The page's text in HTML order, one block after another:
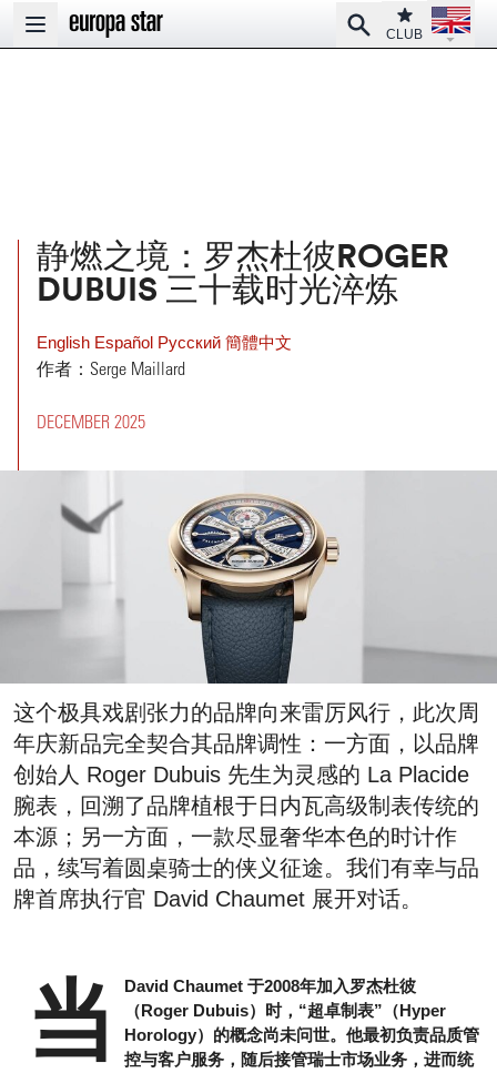
Open main menu
SearchClub
CLUB
Open
静燃之境：罗杰杜彼ROGER
DUBUIS 三十载时光淬炼
English Español Pусский 簡體中文
作者：Serge Maillard
DECEMBER 2025
这个极具戏剧张力的品牌向来雷厉风行，此次周
年庆新品完全契合其品牌调性：一方面，以品牌
创始人 Roger Dubuis 先生为灵感的 La Placide
腕表，回溯了品牌植根于日内瓦高级制表传统的
本源；另一方面，一款尽显奢华本色的时计作
品，续写着圆桌骑士的侠义征途。我们有幸与品
牌首席执行官 David Chaumet 展开对话。
当
David Chaumet 于2008年加入罗杰杜彼
（Roger Dubuis）时，“超卓制表”（Hyper
Horology）的概念尚未问世。他最初负责品质管
控与客户服务，随后接管瑞士市场业务，进而统